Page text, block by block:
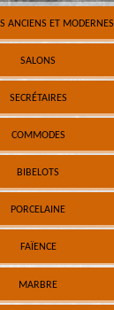
ANCIENS ET MODERNES
SALONS
SECRÉTAIRES
COMMODES
BIBELOTS
PORCELAINE
FAÏENCE
MARBRE